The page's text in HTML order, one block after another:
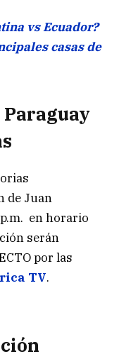
vs Ecuador?
casas de
de Juan
en horario
serán
por las
TV.